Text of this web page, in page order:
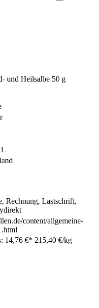
und Heilsalbe 50 g
Rechnung, Lastschrift,
content/allgemeine-
14,76 €* 215,40 €/kg